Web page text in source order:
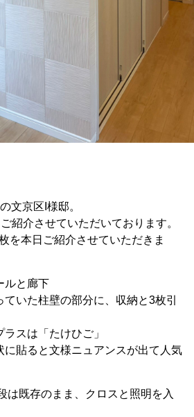
文京区I様邸。
紹介させていただいております。
を本日ご紹介させていただきま
ルと廊下
いた柱壁の部分に、収納と3枚引
スは「たけひご」
に貼ると文様ニュアンスが出て人気
は既存のまま、クロスと照明を入